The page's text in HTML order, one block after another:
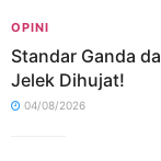
OPINI
Standar Ganda
Jelek Dihujat!
04/08/2026